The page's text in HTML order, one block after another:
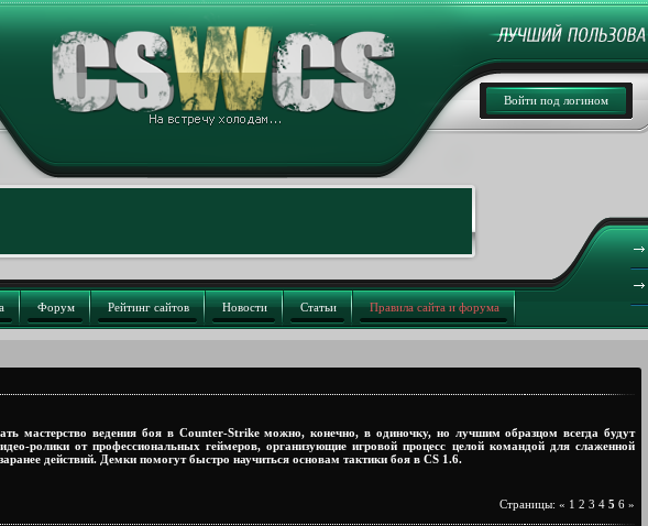
Войти под логином
Форум Рейтинг сайтов Новости Статьи Правила сайта и форума
мастерство ведения боя в Counter-Strike можно, конечно, в одиночку, но лучшим образцом всегда будут
ролики от профессиональных геймеров, организующие игровой процесс целой командой для слаженной
действий. Демки помогут быстро научиться основам тактики боя в CS 1.6.
Страницы: « 1 2 3 4 5 6 »